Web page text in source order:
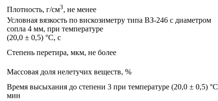
Плотность, г/см3, не менее
Условная вязкость по вискозиметру типа ВЗ-246 с диаметром
сопла 4 мм, при температуре
(20,0 ± 0,5) °С, с
Степень перетира, мкм, не более
Массовая доля нелетучих веществ, %
Время высыхания до степени 3 при температуре (20,0 ± 0,5)
мин